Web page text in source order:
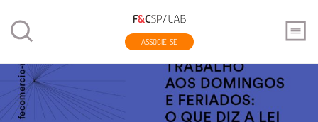
ASSOCIE-SE